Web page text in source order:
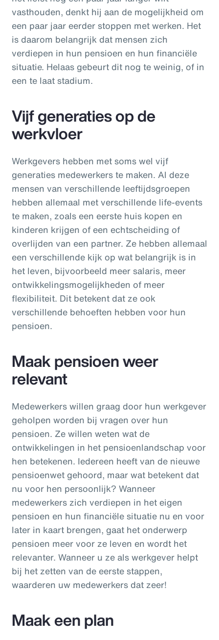
vasthouden, denkt hij aan de mogelijkheid om
een paar jaar eerder stoppen met werken. Het
is daarom belangrijk dat mensen zich
verdiepen in hun pensioen en hun financiële
situatie. Helaas gebeurt dit nog te weinig, of in
een te laat stadium.
Vijf generaties op de
werkvloer
Werkgevers hebben met soms wel vijf
generaties medewerkers te maken. Al deze
mensen van verschillende leeftijdsgroepen
hebben allemaal met verschillende life-events
te maken, zoals een eerste huis kopen en
kinderen krijgen of een echtscheiding of
overlijden van een partner. Ze hebben allemaal
een verschillende kijk op wat belangrijk is in
het leven, bijvoorbeeld meer salaris, meer
ontwikkelingsmogelijkheden of meer
flexibiliteit. Dit betekent dat ze ook
verschillende behoeften hebben voor hun
pensioen.
Maak pensioen weer
relevant
Medewerkers willen graag door hun werkgever
geholpen worden bij vragen over hun
pensioen. Ze willen weten wat de
ontwikkelingen in het pensioenlandschap voor
hen betekenen. Iedereen heeft van de nieuwe
pensioenwet gehoord, maar wat betekent dat
nu voor hen persoonlijk? Wanneer
medewerkers zich verdiepen in het eigen
pensioen en hun financiële situatie nu en voor
later in kaart brengen, gaat het onderwerp
pensioen meer voor ze leven en wordt het
relevanter. Wanneer u ze als werkgever helpt
bij het zetten van de eerste stappen,
waarderen uw medewerkers dat zeer!
Maak een plan